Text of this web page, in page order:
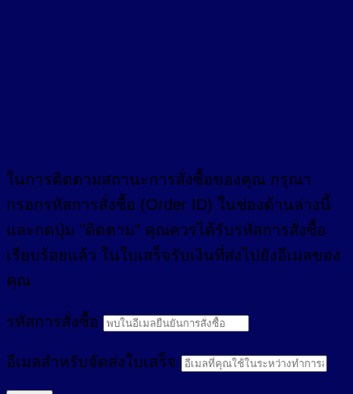
ในการติดตามสถานะการสั่งซื้อของคุณ กรุณา
กรอกรหัสการสั่งซื้อ (Order ID) ในช่องด้านล่างนี้
และกดปุ่ม "ติดตาม" คุณควรได้รับรหัสการสั่งซื้อ
เรียบร้อยแล้ว ในใบเสร็จรับเงินที่ส่งไปยังอีเมลของ
คุณ
รหัสการสั่งซื้อ
อีเมลสำหรับจัดส่งใบเสร็จ